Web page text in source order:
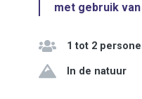
met gebruik
1 tot 2
In de natuur